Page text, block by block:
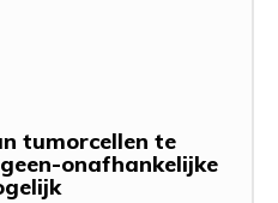
tumorcellen te
onafhankelijke